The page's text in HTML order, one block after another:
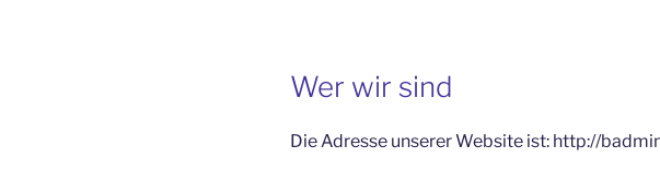
Wer wir sind
Die Adresse unserer Website ist: http://